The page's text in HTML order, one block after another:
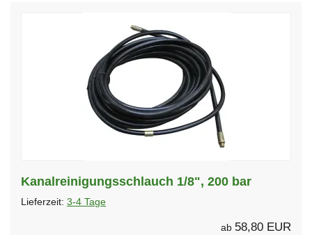
Kanalreinigungsschlauch 1/8", 200 bar
Lieferzeit: 3-4 Tage
ab 58,80 EUR